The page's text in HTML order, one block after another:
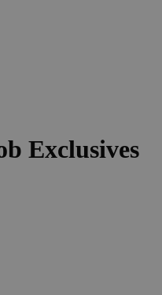
Exclusives